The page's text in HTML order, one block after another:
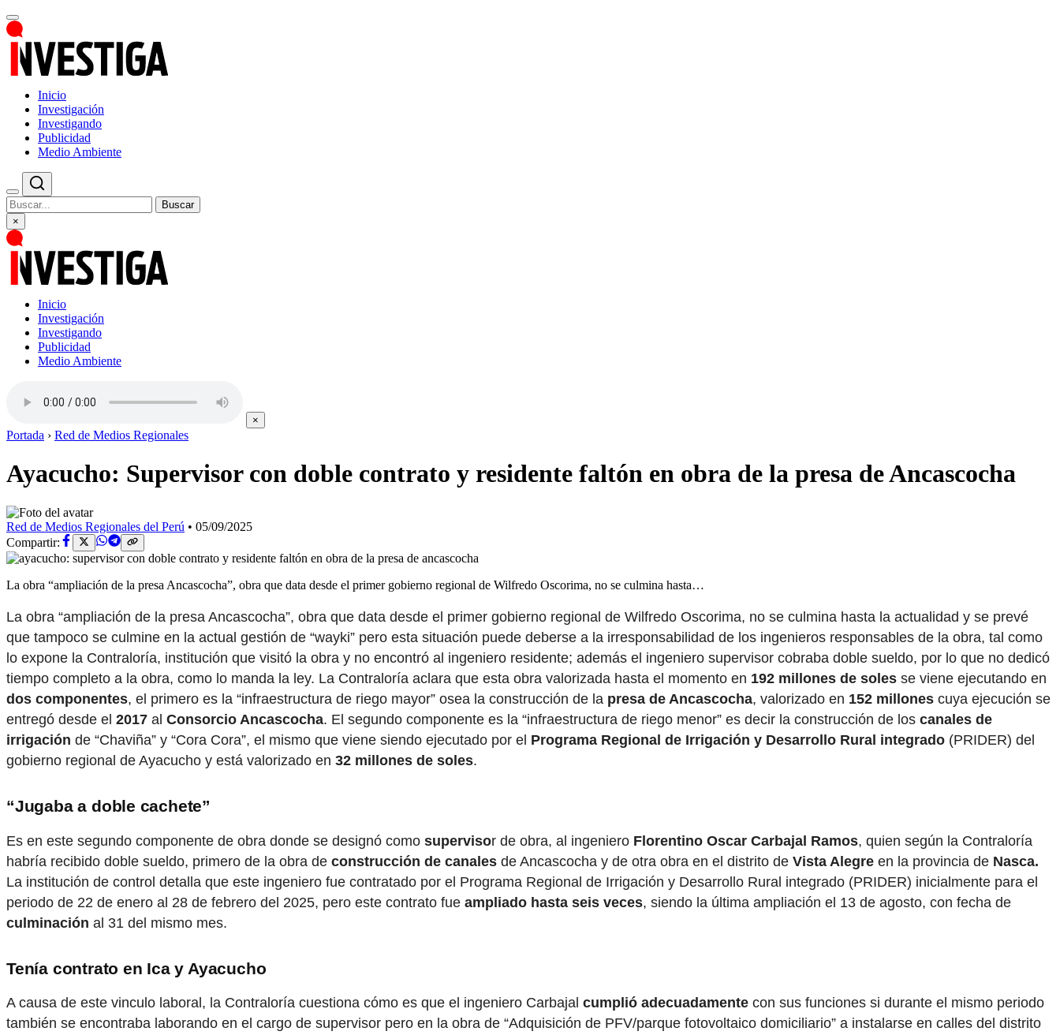
Inicio
Investigación
Investigando
Publicidad
Medio Ambiente
Buscar
×
Inicio
Investigación
Investigando
Publicidad
Medio Ambiente
×
Portada › Red de Medios Regionales
Ayacucho: Supervisor con doble contrato y residente faltón en obra de la presa de Ancascocha
Red de Medios Regionales del Perú • 05/09/2025
Compartir:
La obra “ampliación de la presa Ancascocha”, obra que data desde el primer gobierno regional de Wilfredo Oscorima, no se culmina hasta…
La obra “ampliación de la presa Ancascocha”, obra que data desde el primer gobierno regional de Wilfredo Oscorima, no se culmina hasta la actualidad y se prevé
que tampoco se culmine en la actual gestión de “wayki” pero esta situación puede deberse a la irresponsabilidad de los ingenieros responsables de la obra, tal como
lo expone la Contraloría, institución que visitó la obra y no encontró al ingeniero residente; además el ingeniero supervisor cobraba doble sueldo, por lo que no dedicó
tiempo completo a la obra, como lo manda la ley. La Contraloría aclara que esta obra valorizada hasta el momento en 192 millones de soles se viene ejecutando en
dos componentes, el primero es la “infraestructura de riego mayor” osea la construcción de la presa de Ancascocha, valorizado en 152 millones cuya ejecución se
entregó desde el 2017 al Consorcio Ancascocha. El segundo componente es la “infraestructura de riego menor” es decir la construcción de los canales de
irrigación de “Chaviña” y “Cora Cora”, el mismo que viene siendo ejecutado por el Programa Regional de Irrigación y Desarrollo Rural integrado (PRIDER) del
gobierno regional de Ayacucho y está valorizado en 32 millones de soles.
“Jugaba a doble cachete”
Es en este segundo componente de obra donde se designó como supervisor de obra, al ingeniero Florentino Oscar Carbajal Ramos, quien según la Contraloría
habría recibido doble sueldo, primero de la obra de construcción de canales de Ancascocha y de otra obra en el distrito de Vista Alegre en la provincia de Nasca.
La institución de control detalla que este ingeniero fue contratado por el Programa Regional de Irrigación y Desarrollo Rural integrado (PRIDER) inicialmente para el
periodo de 22 de enero al 28 de febrero del 2025, pero este contrato fue ampliado hasta seis veces, siendo la última ampliación el 13 de agosto, con fecha de
culminación al 31 del mismo mes.
Tenía contrato en Ica y Ayacucho
A causa de este vinculo laboral, la Contraloría cuestiona cómo es que el ingeniero Carbajal cumplió adecuadamente con sus funciones si durante el mismo periodo
también se encontraba laborando en el cargo de supervisor pero en la obra de “Adquisición de PFV/parque fotovoltaico domiciliario” a instalarse en calles del distrito